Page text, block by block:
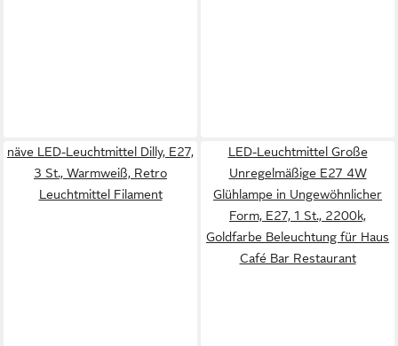
näve LED-Leuchtmittel Dilly, E27,
3 St., Warmweiß, Retro
Leuchtmittel Filament
LED-Leuchtmittel Große
Unregelmäßige E27 4W
Glühlampe in Ungewöhnlicher
Form, E27, 1 St., 2200k,
Goldfarbe Beleuchtung für Haus
Café Bar Restaurant